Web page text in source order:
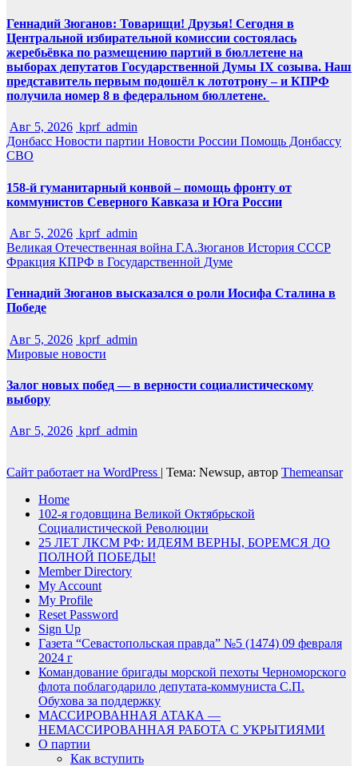
Геннадий Зюганов: Товарищи! Друзья! Сегодня в
Центральной избирательной комиссии состоялась
жеребьёвка по размещению партий в бюллетене на
выборах депутатов Государственной Думы IX созыва. Наш
представитель первым подошёл к лототрону – и КПРФ
получила номер 8 в федеральном бюллетене.
Авг 5, 2026 kprf_admin
Донбасс Новости партии Новости России Помощь Донбассу
СВО
158-й гуманитарный конвой – помощь фронту от
коммунистов Северного Кавказа и Юга России
Авг 5, 2026 kprf_admin
Великая Отечественная война Г.А.Зюганов История СССР
Фракция КПРФ в Государственной Думе
Геннадий Зюганов высказался о роли Иосифа Сталина в
Победе
Авг 5, 2026 kprf_admin
Мировые новости
Залог новых побед — в верности социалистическому
выбору
Авг 5, 2026 kprf_admin
Сайт работает на WordPress | Тема: Newsup, автор Themeansar
Home
102-я годовщина Великой Октябрьской
Социалистической Революции
25 ЛЕТ ЛКСМ РФ: ИДЕЯМ ВЕРНЫ, БОРЕМСЯ ДО
ПОЛНОЙ ПОБЕДЫ!
Member Directory
My Account
My Profile
Reset Password
Sign Up
Газета “Севастопольская правда” №5 (1474) 09 февраля
2024 г
Командование бригады морской пехоты Черноморского
флота поблагодарило депутата-коммуниста С.П.
Обухова за поддержку
МАССИРОВАННАЯ АТАКА —
НЕМАССИРОВАННАЯ РАБОТА С УКРЫТИЯМИ
О партии
Как вступить